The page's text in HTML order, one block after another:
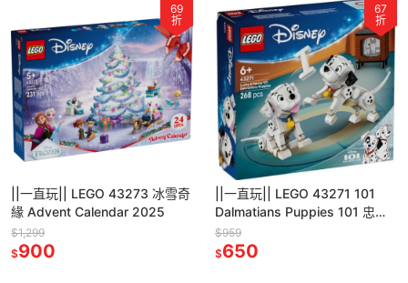
69
折
||一直玩|| LEGO 43273 冰雪奇
緣 Advent Calendar 2025
$1,299
$900
67
折
||一直玩|| LEGO 43271 101
Dalmatians Puppies 101 忠狗
小狗
$959
$650